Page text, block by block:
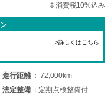
※消費税10%込み
>詳しくはこちら
走行距離
72,000km
法定整備
定期点検整備付